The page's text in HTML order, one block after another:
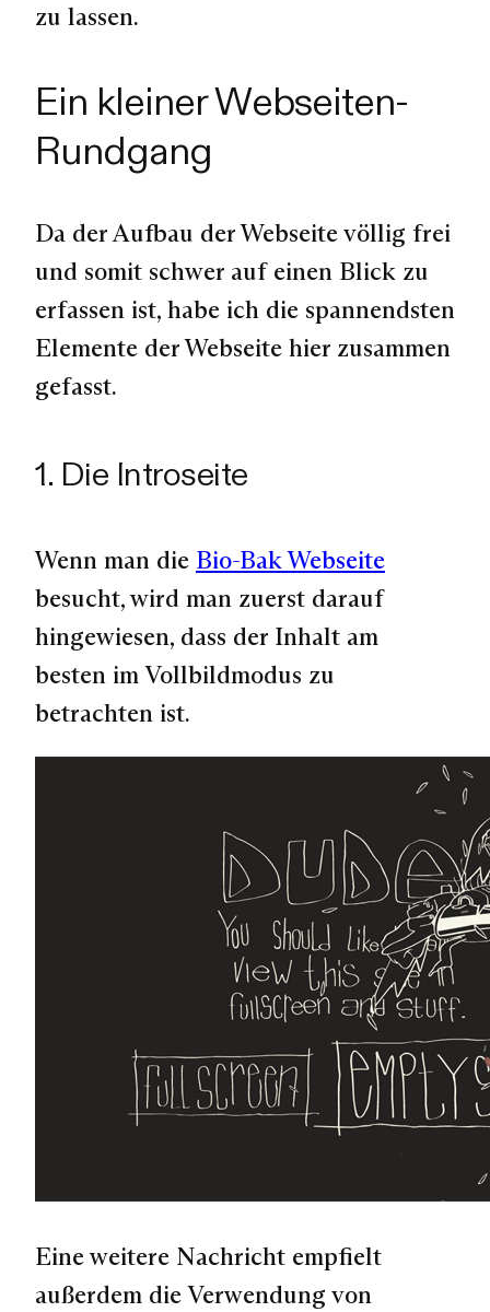
zu lassen.
Ein kleiner Webseiten-
Rundgang
Da der Aufbau der Webseite völlig frei
und somit schwer auf einen Blick zu
erfassen ist, habe ich die spannendsten
Elemente der Webseite hier zusammen
gefasst.
1. Die Introseite
Wenn man die Bio-Bak Webseite
besucht, wird man zuerst darauf
hingewiesen, dass der Inhalt am
besten im Vollbildmodus zu
betrachten ist.
Eine weitere Nachricht empfielt
außerdem die Verwendung von